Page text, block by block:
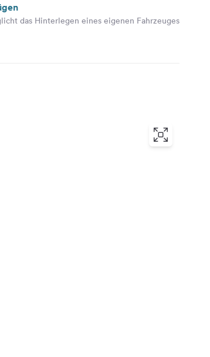
das Hinterlegen eines eigenen Fahrzeuges